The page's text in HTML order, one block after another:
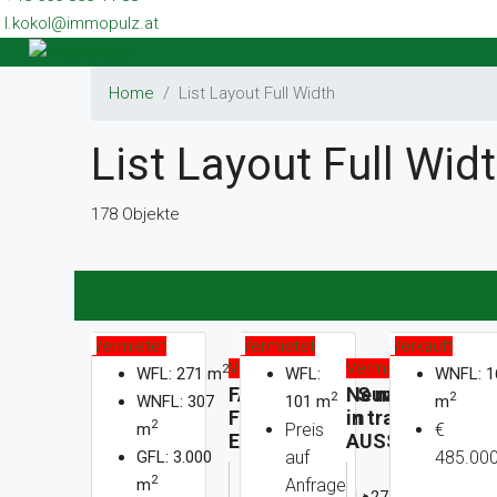
l.kokol@immopulz.at
Home List Layout Full Width
List Layout Full
178 Objekte
Vermietet
WFL: 271 m2
WNFL: 307
m2
GFL: 3.000
m2
Vermietet
FAMILIENHAUS mit
FERNBLICK am
Eichkogel
Vermietet
WFL:
101 m2
Preis
auf
Anfrage
Vermietet
Neuwertige
in traumhafter
Verkauft
WNFL:
m2
€